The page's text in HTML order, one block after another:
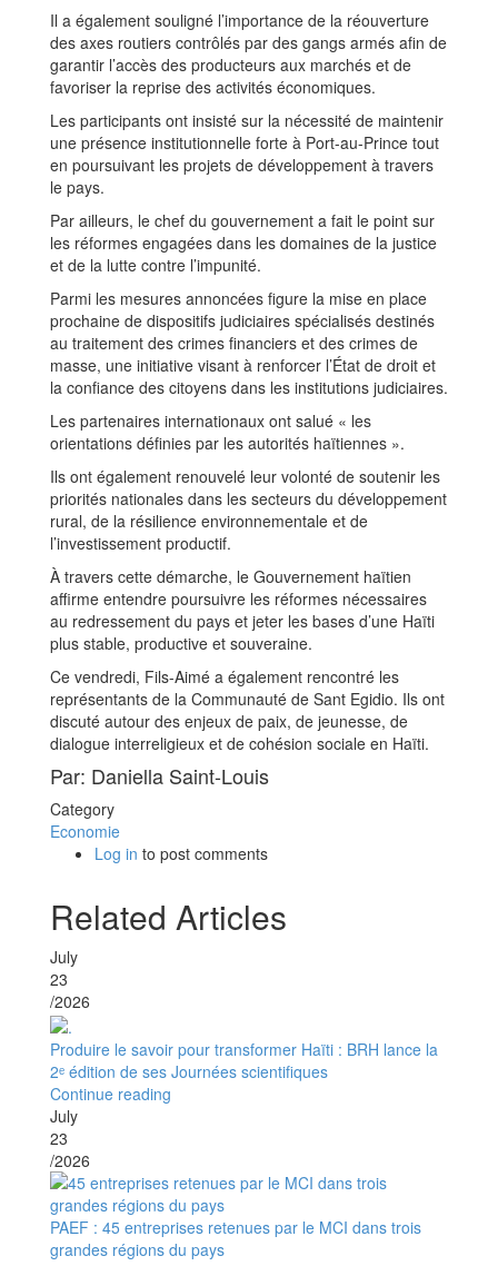
Il a également souligné l’importance de la réouverture
des axes routiers contrôlés par des gangs armés afin de
garantir l’accès des producteurs aux marchés et de
favoriser la reprise des activités économiques.
Les participants ont insisté sur la nécessité de maintenir
une présence institutionnelle forte à Port-au-Prince tout
en poursuivant les projets de développement à travers
le pays.
Par ailleurs, le chef du gouvernement a fait le point sur
les réformes engagées dans les domaines de la justice
et de la lutte contre l’impunité.
Parmi les mesures annoncées figure la mise en place
prochaine de dispositifs judiciaires spécialisés destinés
au traitement des crimes financiers et des crimes de
masse, une initiative visant à renforcer l’État de droit et
la confiance des citoyens dans les institutions judiciaires.
Les partenaires internationaux ont salué « les
orientations définies par les autorités haïtiennes ».
Ils ont également renouvelé leur volonté de soutenir les
priorités nationales dans les secteurs du développement
rural, de la résilience environnementale et de
l’investissement productif.
À travers cette démarche, le Gouvernement haïtien
affirme entendre poursuivre les réformes nécessaires
au redressement du pays et jeter les bases d’une Haïti
plus stable, productive et souveraine.
Ce vendredi, Fils-Aimé a également rencontré les
représentants de la Communauté de Sant Egidio. Ils ont
discuté autour des enjeux de paix, de jeunesse, de
dialogue interreligieux et de cohésion sociale en Haïti.
Par: Daniella Saint-Louis
Category
Economie
Log in to post comments
Related Articles
July
23
/2026
Produire le savoir pour transformer Haïti : BRH lance la
2ᵉ édition de ses Journées scientifiques
Continue reading
July
23
/2026
PAEF : 45 entreprises retenues par le MCI dans trois
grandes régions du pays